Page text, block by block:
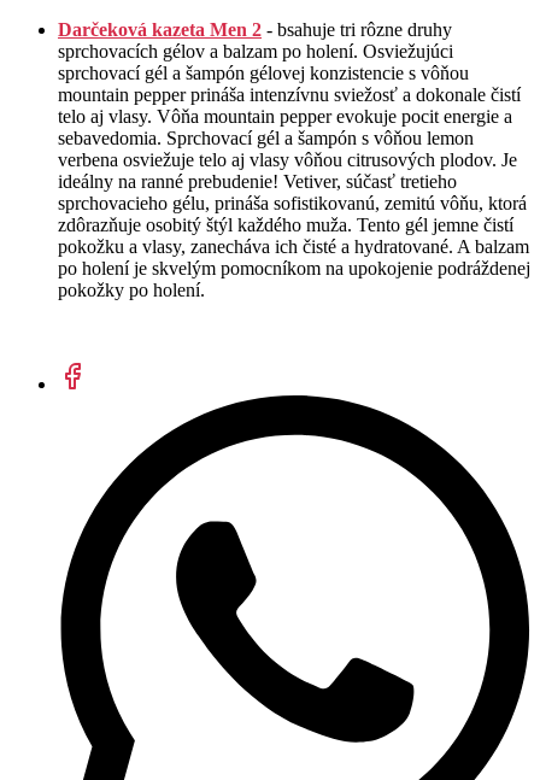
Darčeková kazeta Men 2 - bsahuje tri rôzne druhy
sprchovacích gélov a balzam po holení. Osviežujúci
sprchovací gél a šampón gélovej konzistencie s vôňou
mountain pepper prináša intenzívnu sviežosť a dokonale čistí
telo aj vlasy. Vôňa mountain pepper evokuje pocit energie a
sebavedomia. Sprchovací gél a šampón s vôňou lemon
verbena osviežuje telo aj vlasy vôňou citrusových plodov. Je
ideálny na ranné prebudenie! Vetiver, súčasť tretieho
sprchovacieho gélu, prináša sofistikovanú, zemitú vôňu, ktorá
zdôrazňuje osobitý štýl každého muža. Tento gél jemne čistí
pokožku a vlasy, zanecháva ich čisté a hydratované. A balzam
po holení je skvelým pomocníkom na upokojenie podráždenej
pokožky po holení.